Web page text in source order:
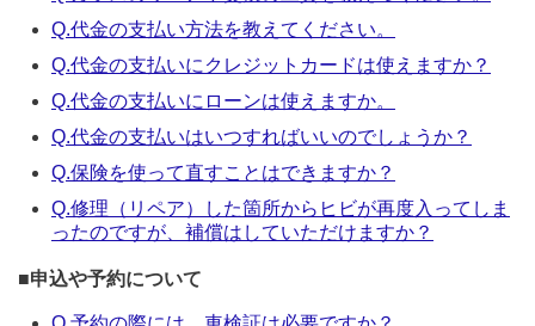
Q.代金の支払い方法を教えてください。
Q.代金の支払いにクレジットカードは使えますか？
Q.代金の支払いにローンは使えますか。
Q.代金の支払いはいつすればいいのでしょうか？
Q.保険を使って直すことはできますか？
Q.修理（リペア）した箇所からヒビが再度入ってしま
ったのですが、補償はしていただけますか？
■申込や予約について